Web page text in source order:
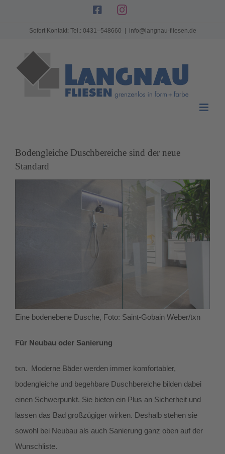
FacebookInstagram
Sofort Kontakt: Tel.: 0431–548660 info@langnau-fliesen.de
Bodengleiche Duschbereiche sind der neue
Standard
Eine bodenebene Dusche, Foto: Saint-Gobain Weber/txn
Für Neubau oder Sanierung
txn. Moderne Bäder werden immer komfortabler,
bodengleiche und begehbare Duschbereiche bilden dabei
einen Schwerpunkt. Sie bieten ein Plus an Sicherheit und
lassen das Bad großzügiger wirken. Deshalb stehen sie
sowohl bei Neubau als auch Sanierung ganz oben auf der
Wunschliste.